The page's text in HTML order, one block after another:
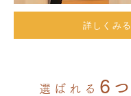
詳しくみる
選ばれる 6 つ